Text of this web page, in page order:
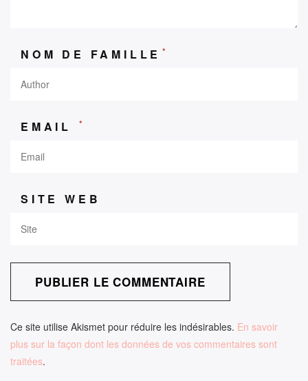
NOM DE FAMILLE *
EMAIL *
SITE WEB
Ce site utilise Akismet pour réduire les indésirables. En savoir
plus sur la façon dont les données de vos commentaires sont
traitées.